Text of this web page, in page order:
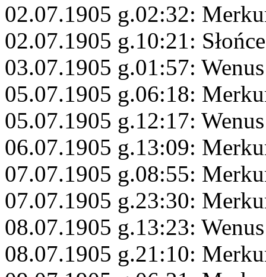
02.07.1905 g.02:32:
02.07.1905 g.10:21:
03.07.1905 g.01:57:
05.07.1905 g.06:18:
05.07.1905 g.12:17:
06.07.1905 g.13:09:
07.07.1905 g.08:55:
07.07.1905 g.23:30:
08.07.1905 g.13:23:
08.07.1905 g.21:10: